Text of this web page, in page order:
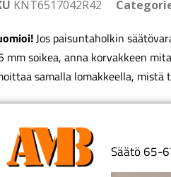
KNT6517042R42
Jos paisuntaholkin
mm soikea, anna korvakkeen
samalla lomakkeella, mistä
Säätö 65-